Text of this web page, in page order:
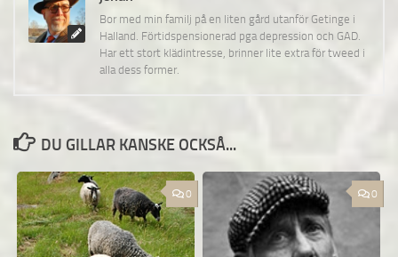
Bor med min familj på en liten gård utanför Getinge i
Halland. Förtidspensionerad pga depression och GAD.
Har ett stort klädintresse, brinner lite extra för tweed i
alla dess former.
DU GILLAR KANSKE OCKSÅ...
0 0